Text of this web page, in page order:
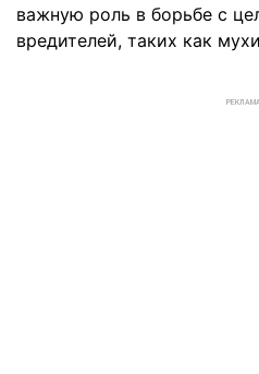
важную роль в борьбе с
вредителей, таких как